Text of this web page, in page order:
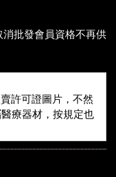
批發會員資格不再供
許可證圖片，不然
療器材，按規定也